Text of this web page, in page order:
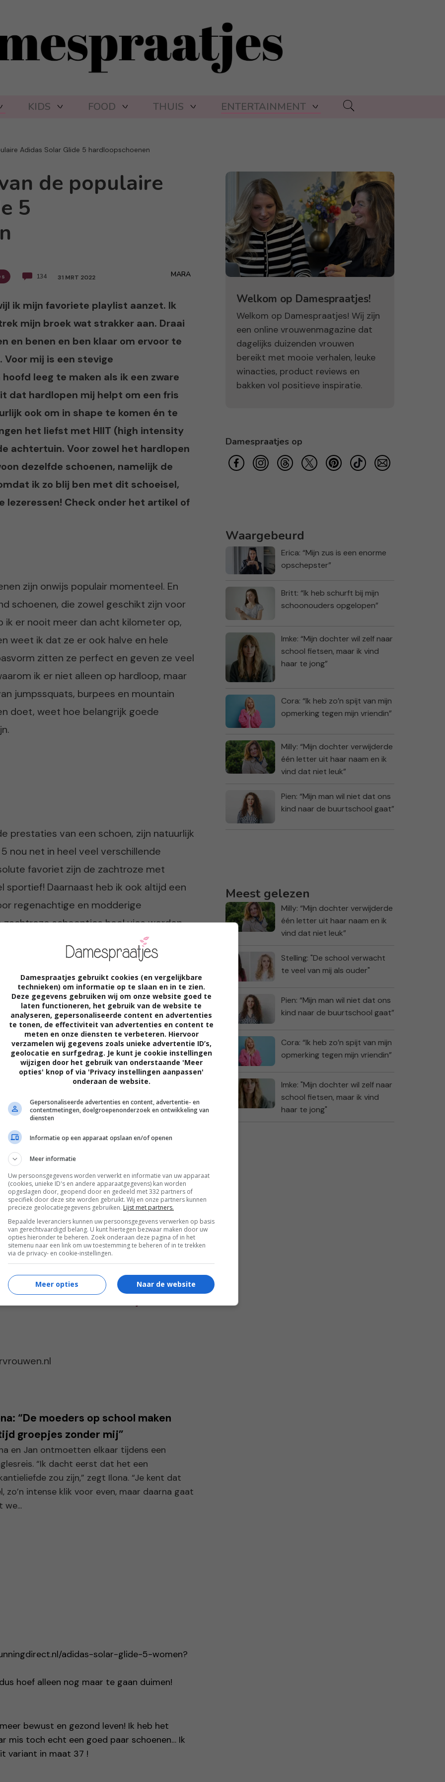
KIDS FOOD THUIS ENTERTAINMENT
Adidas Solar Glide 5 hardloopschoenen
de populaire
5
134 31 MRT 2022 MARA
ik mijn favoriete playlist aanzet. Ik
mijn broek wat strakker aan. Draai
en benen en ben klaar om ervoor te
Voor mij is een stevige
leeg te maken als ik een zware
dat hardlopen mij helpt om een fris
ook om in shape te komen én te
het liefst met HIIT (high intensity
achtertuin. Voor zowel het hardlopen
dezelfde schoenen, namelijk de
ik zo blij ben met dit schoeisel,
lezeressen! Check onder het artikel of
zijn onwijs populair momenteel. En
schoenen, die zowel geschikt zijn voor
ik er nooit meer dan acht kilometer op,
weet ik dat ze er ook halve en hele
zitten ze perfect en geven ze veel
ik er niet alleen op hardloop, maar
jumpssquats, burpees en mountain
doet, weet hoe belangrijk goede
prestaties van een schoen, zijn natuurlijk
nou net in heel veel verschillende
favoriet zijn de zachtroze met
sportief! Daarnaast heb ik ook altijd een
regenachtige en modderige
schoentjes heel vies worden.
prachtigeAdidas hardloopschoenente
goed nieuws; wij mogen namelijk één
onze lezeressen verloten. Beantwoord de
artikel:
jij het liefst winnen?
!
harte gefeliciteerd! We nemen contact
voor het meedoen! Blijf
we hebben regelmatig leuke winacties.
schoenen wel hebben?
“De moeders op school maken
groepjes zonder mij”
en Jan ontmoetten elkaar tijdens een
“Ik dacht eerst dat het een
zou zijn,” zegt Ilona. “Je kent dat
zo’n intense klik voor even, maar daarna gaat
we...
adidas-solar-glide-5-women?
hoef alleen nog maar te gaan duimen!
bewust en gezond leven! Ik heb het
mis toch echt een goed paar schoenen… Ik
variant in maat 37 !
Welkom op Damespraatjes!
Welkom op Damespraatjes! Wij zijn
een online vrouwenmagazine dat
dagelijks duizenden vrouwen
bereikt met mooie verhalen, leuke
winacties, product reviews en
bakken vol positieve inspiratie.
Damespraatjes op
Waargebeurd
Erica: “Mijn zus is een enorme
opschepster”
Britt: “Ik heb schurft bij mijn
schoonouders opgelopen”
Imke: “Mijn dochter wil zelf naar
school fietsen, maar ik vind
haar te jong”
Cora: “Ik heb zo’n spijt van mijn
opmerking tegen mijn vriendin”
Milly: “Mijn dochter verwijderde
één letter uit haar naam en ik
vind dat niet leuk”
Pien: “Mijn man wil niet dat ons
kind naar de buurtschool gaat”
Meest gelezen
Milly: “Mijn dochter verwijderde
één letter uit haar naam en ik
vind dat niet leuk”
Stelling: "De school verwacht
te veel van mij als ouder"
Pien: “Mijn man wil niet dat ons
kind naar de buurtschool gaat”
Cora: “Ik heb zo’n spijt van mijn
opmerking tegen mijn vriendin”
Imke: "Mijn dochter wil zelf naar
school fietsen, maar ik vind
haar te jong"
Damespraatjes gebruikt cookies (en vergelijkbare
technieken) om informatie op te slaan en in te zien.
Deze gegevens gebruiken wij om onze website goed te
laten functioneren, het gebruik van de website te
analyseren, gepersonaliseerde content en advertenties
te tonen, de effectiviteit van advertenties en content te
meten en onze diensten te verbeteren. Hiervoor
verzamelen wij gegevens zoals unieke advertentie ID’s,
geolocatie en surfgedrag. Je kunt je cookie instellingen
wijzigen door het gebruik van onderstaande 'Meer
opties' knop of via 'Privacy instellingen aanpassen'
onderaan de website.
Gepersonaliseerde advertenties en content, advertentie- en
contentmetingen, doelgroepenonderzoek en ontwikkeling van
diensten
Informatie op een apparaat opslaan en/of openen
Meer informatie
Uw persoonsgegevens worden verwerkt en informatie van uw apparaat
(cookies, unieke ID's en andere apparaatgegevens) kan worden
opgeslagen door, geopend door en gedeeld met 332 partners of
specifiek door deze site worden gebruikt. Wij en onze partners kunnen
precieze geolocatiegegevens gebruiken. Lijst met partners.
Bepaalde leveranciers kunnen uw persoonsgegevens verwerken op basis
van gerechtvaardigd belang. U kunt hiertegen bezwaar maken door uw
opties hieronder te beheren. Zoek onderaan deze pagina of in het
sitemenu naar een link om uw toestemming te beheren of in te trekken
via de privacy- en cookie-instellingen.
Naar de website
Meer opties